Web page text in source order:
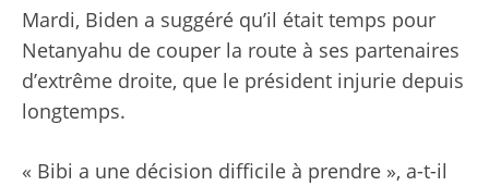
Mardi, Biden a suggéré qu’il était temps pour
Netanyahu de couper la route à ses partenaires
d’extrême droite, que le président injurie depuis
longtemps.
« Bibi a une décision difficile à prendre », a-t-il